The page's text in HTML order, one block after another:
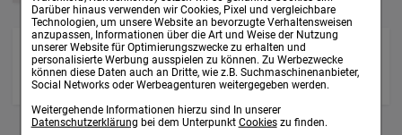
Darüber hinaus verwenden wir Cookies, Pixel und vergleichbare
Technologien, um unsere Website an bevorzugte Verhaltensweisen
anzupassen, Informationen über die Art und Weise der Nutzung
unserer Website für Optimierungszwecke zu erhalten und
personalisierte Werbung ausspielen zu können. Zu Werbezwecke
können diese Daten auch an Dritte, wie z.B. Suchmaschinenanbieter,
Social Networks oder Werbeagenturen weitergegeben werden.
Weitergehende Informationen hierzu sind In unserer
Datenschutzerklärung bei dem Unterpunkt Cookieszu finden.